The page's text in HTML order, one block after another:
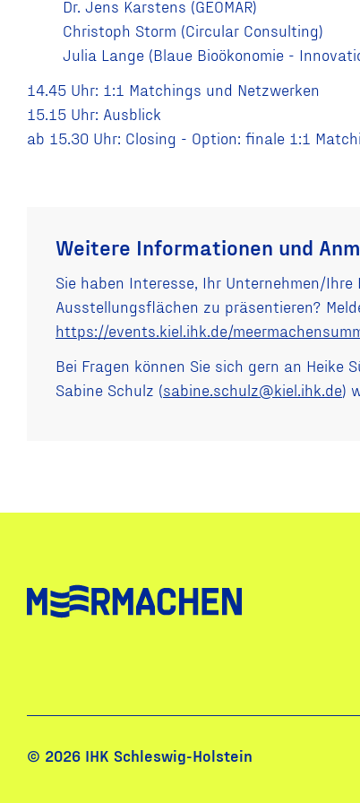
Dr. Jens Karstens (GEOMAR)
Christoph Storm (Circular Consulting)
Julia Lange (Blaue Bioökonomie -
14.45 Uhr: 1:1 Matchings und Netzwerken
15.15 Uhr: Ausblick
ab 15.30 Uhr: Closing - Option: finale 1:1
Weitere Informationen und
Sie haben Interesse, Ihr Unternehmen/
Ausstellungsflächen zu präsentieren?
https://events.kiel.ihk.de/
Bei Fragen können Sie sich gern an Heike
Sabine Schulz (sabine.schulz@kiel.ihk.de)
© 2026 IHK Schleswig-Holstein